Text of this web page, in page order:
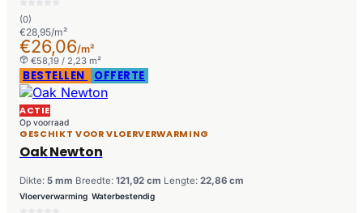
(0)
€28,95/m²
€26,06/m²
€58,19 / 2,23 m²
BESTELLEN OFFERTE
ACTIE
Op voorraad
GESCHIKT VOOR VLOERVERWARMING
Oak Newton
Dikte: 5 mm Breedte: 121,92 cm Lengte: 22,86 cm
Vloerverwarming Waterbestendig